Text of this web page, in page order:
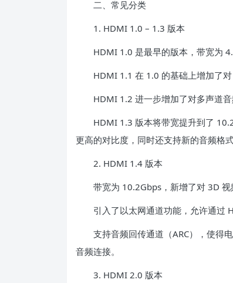
二、常见分类
1. HDMI 1.0 – 1.3 版本
HDMI 1.0 是最早的版本，带宽为
HDMI 1.1 在 1.0 的基础上增加了对
HDMI 1.2 进一步增加了对多声道音
HDMI 1.3 版本将带宽提升到了
更高的对比度，同时还支持新的音频格
2. HDMI 1.4 版本
带宽为 10.2Gbps，新增了对 3D 视
引入了以太网通道功能，允许通过
支持音频回传通道（ARC），使得电
音频连接。
3. HDMI 2.0 版本